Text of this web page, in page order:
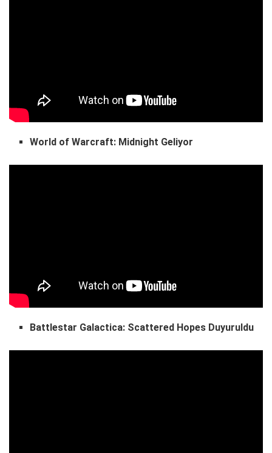
World of Warcraft: Midnight Geliyor
Battlestar Galactica: Scattered Hopes Duyuruldu